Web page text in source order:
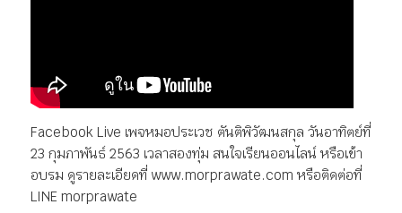
Facebook Live เพจหมอประเวช ตันติพิวัฒนสกุล วันอาทิตย์ที่
23 กุมภาพันธ์ 2563 เวลาสองทุ่ม สนใจเรียนออนไลน์ หรือเข้า
อบรม ดูรายละเอียดที่ www.morprawate.com หรือติดต่อที่
LINE morprawate